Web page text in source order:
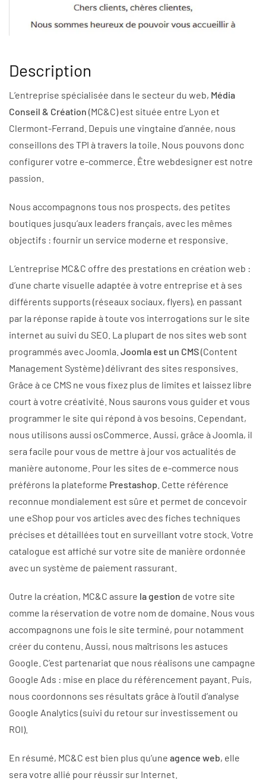
Description
L’entreprise spécialisée dans le secteur du web, Média
Conseil & Création (MC&C) est située entre Lyon et
Clermont-Ferrand. Depuis une vingtaine d’année, nous
conseillons des TPI à travers la toile. Nous pouvons donc
configurer votre e-commerce. Être webdesigner est notre
passion.
Nous accompagnons tous nos prospects, des petites
boutiques jusqu’aux leaders français, avec les mêmes
objectifs : fournir un service moderne et responsive.
L’entreprise MC&C offre des prestations en création web :
d’une charte visuelle adaptée à votre entreprise et à ses
différents supports (réseaux sociaux, flyers), en passant
par la réponse rapide à toute vos interrogations sur le site
internet au suivi du SEO. La plupart de nos sites web sont
programmés avec Joomla. Joomla est un CMS(Content
Management Système) délivrant des sites responsives.
Grâce à ce CMS ne vous fixez plus de limites et laissez libre
court à votre créativité. Nous saurons vous guider et vous
programmer le site qui répond à vos besoins. Cependant,
nous utilisons aussi osCommerce. Aussi, grâce à Joomla, il
sera facile pour vous de mettre à jour vos actualités de
manière autonome. Pour les sites de e-commerce nous
préférons la plateforme Prestashop . Cette référence
reconnue mondialement est sûre et permet de concevoir
une eShop pour vos articles avec des fiches techniques
précises et détaillées tout en surveillant votre stock. Votre
catalogue est affiché sur votre site de manière ordonnée
avec un système de paiement rassurant.
Outre la création, MC&C assure la gestion de votre site
comme la réservation de votre nom de domaine. Nous vous
accompagnons une fois le site terminé, pour notamment
créer du contenu. Aussi, nous maîtrisons les astuces
Google. C’est partenariat que nous réalisons une campagne
Google Ads : mise en place du référencement payant. Puis,
nous coordonnons ses résultats grâce à l’outil d’analyse
Google Analytics (suivi du retour sur investissement ou
ROI).
En résumé, MC&C est bien plus qu’une agence web, elle
sera votre allié pour réussir sur Internet.